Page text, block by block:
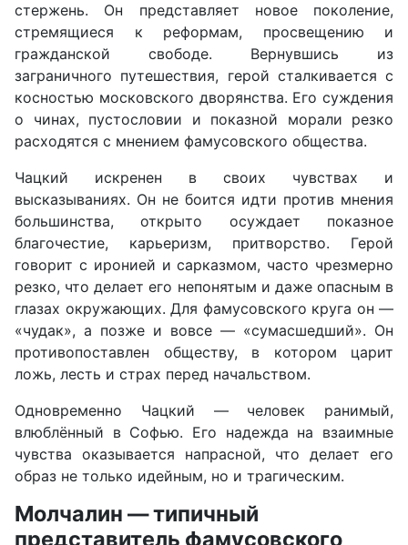
стержень. Он представляет новое поколение,
стремящиеся к реформам, просвещению и
гражданской свободе. Вернувшись из
заграничного путешествия, герой сталкивается с
косностью московского дворянства. Его суждения
о чинах, пустословии и показной морали резко
расходятся с мнением фамусовского общества.
Чацкий искренен в своих чувствах и
высказываниях. Он не боится идти против мнения
большинства, открыто осуждает показное
благочестие, карьеризм, притворство. Герой
говорит с иронией и сарказмом, часто чрезмерно
резко, что делает его непонятым и даже опасным в
глазах окружающих. Для фамусовского круга он —
«чудак», а позже и вовсе — «сумасшедший». Он
противопоставлен обществу, в котором царит
ложь, лесть и страх перед начальством.
Одновременно Чацкий — человек ранимый,
влюблённый в Софью. Его надежда на взаимные
чувства оказывается напрасной, что делает его
образ не только идейным, но и трагическим.
Молчалин — типичный
представитель фамусовского